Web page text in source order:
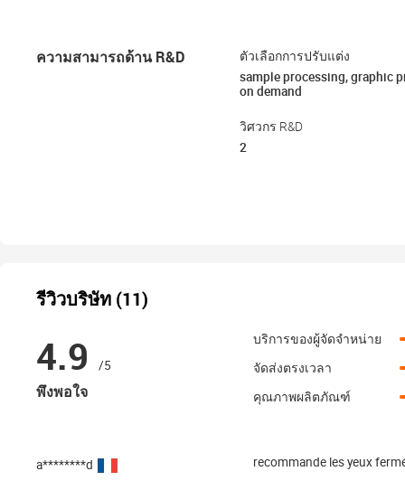
ความสามารถด้าน R&D
ตัวเลือกการปรับแต่ง
sample processing, graphic
on demand
วิศวกร R&D
2
รีวิวบริษัท (11)
4.9 /5
พึงพอใจ
บริการของผู้จัดจำหน่าย
จัดส่งตรงเวลา
คุณภาพผลิตภัณฑ์
a********d recommande les yeux